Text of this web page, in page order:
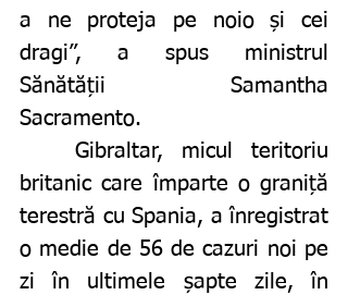
a ne proteja pe noio și cei
dragi”, a spus ministrul
Sănătății Samantha
Sacramento.
britanic care împarte o graniță
terestră cu Spania, a înregistrat
o medie de 56 de cazuri noi pe
zi în ultimele șapte zile, în